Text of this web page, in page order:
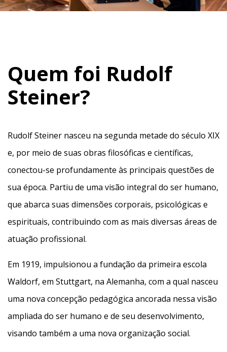
Quem foi Rudolf
Steiner?
Rudolf Steiner nasceu na segunda metade do século XIX
e, por meio de suas obras filosóficas e científicas,
conectou-se profundamente às principais questões de
sua época. Partiu de uma visão integral do ser humano,
que abarca suas dimensões corporais, psicológicas e
espirituais, contribuindo com as mais diversas áreas de
atuação profissional.
Em 1919, impulsionou a fundação da primeira escola
Waldorf, em Stuttgart, na Alemanha, com a qual nasceu
uma nova concepção pedagógica ancorada nessa visão
ampliada do ser humano e de seu desenvolvimento,
visando também a uma nova organização social.